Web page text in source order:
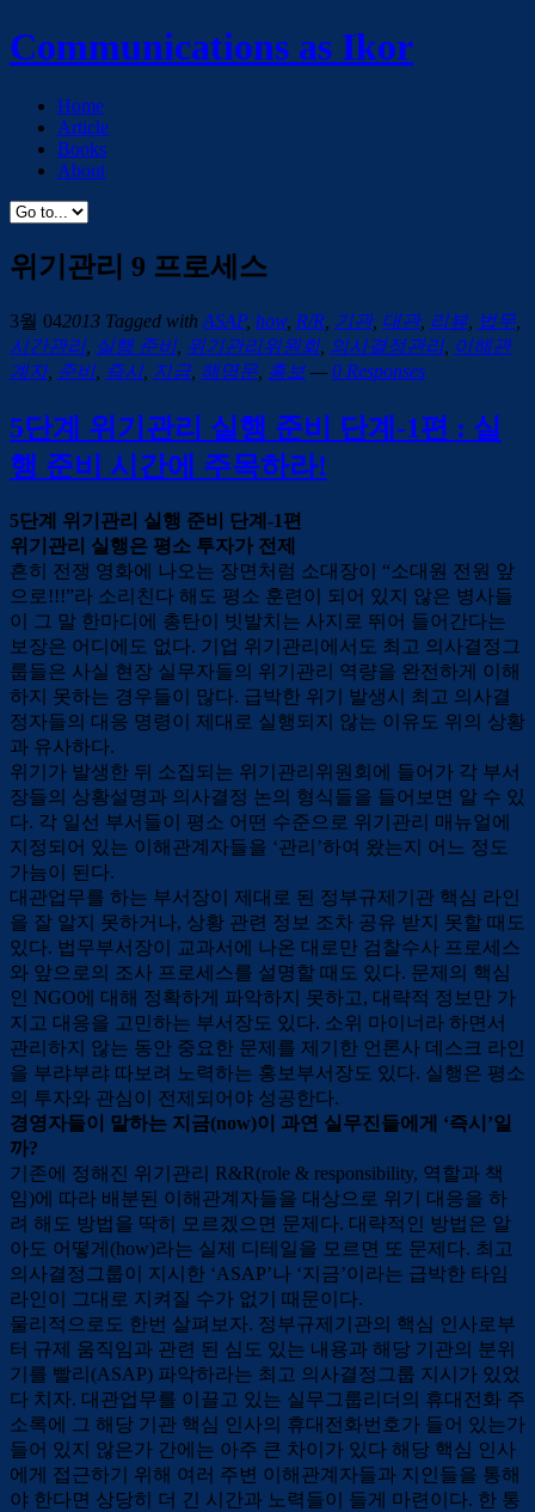
Communications as Ikor
Home
Article
Books
About
위기관리 9 프로세스
3월 042013 Tagged with ASAP, how, R/R 기관, 대관, 리뷰 법무
시간관리, 실행 준비, 위기관리위원회, 의사결정관리, 이해관
계자, 준비, 즉시, 지금 해명문 홍보 — 0 Responses
5단계 위기관리 실행 준비 단계-1편 : 실
행 준비 시간에 주목하라!
5단계 위기관리 실행 준비 단계-1편
위기관리 실행은 평소 투자가 전제
흔히 전쟁 영화에 나오는 장면처럼 소대장이 “소대원 전원 앞
으로!!!”라 소리친다 해도 평소 훈련이 되어 있지 않은 병사들
이 그 말 한마디에 총탄이 빗발치는 사지로 뛰어 들어간다는
보장은 어디에도 없다. 기업 위기관리에서도 최고 의사결정그
룹들은 사실 현장 실무자들의 위기관리 역량을 완전하게 이해
하지 못하는 경우들이 많다. 급박한 위기 발생시 최고 의사결
정자들의 대응 명령이 제대로 실행되지 않는 이유도 위의 상황
과 유사하다.
위기가 발생한 뒤 소집되는 위기관리위원회에 들어가 각 부서
장들의 상황설명과 의사결정 논의 형식들을 들어보면 알 수 있
다. 각 일선 부서들이 평소 어떤 수준으로 위기관리 매뉴얼에
지정되어 있는 이해관계자들을 ‘관리’하여 왔는지 어느 정도
가늠이 된다.
대관업무를 하는 부서장이 제대로 된 정부규제기관 핵심 라인
을 잘 알지 못하거나, 상황 관련 정보 조차 공유 받지 못할 때도
있다. 법무부서장이 교과서에 나온 대로만 검찰수사 프로세스
와 앞으로의 조사 프로세스를 설명할 때도 있다. 문제의 핵심
인 NGO에 대해 정확하게 파악하지 못하고, 대략적 정보만 가
지고 대응을 고민하는 부서장도 있다. 소위 마이너라 하면서
관리하지 않는 동안 중요한 문제를 제기한 언론사 데스크 라인
을 부랴부랴 따보려 노력하는 홍보부서장도 있다. 실행은 평소
의 투자와 관심이 전제되어야 성공한다.
경영자들이 말하는 지금(now)이 과연 실무진들에게 ‘즉시’일
까?
기존에 정해진 위기관리 R&R(role & responsibility, 역할과 책
임)에 따라 배분된 이해관계자들을 대상으로 위기 대응을 하
려 해도 방법을 딱히 모르겠으면 문제다. 대략적인 방법은 알
아도 어떻게(how)라는 실제 디테일을 모르면 또 문제다. 최고
의사결정그룹이 지시한 ‘ASAP’나 ‘지금’이라는 급박한 타임
라인이 그대로 지켜질 수가 없기 때문이다.
물리적으로도 한번 살펴보자. 정부규제기관의 핵심 인사로부
터 규제 움직임과 관련 된 심도 있는 내용과 해당 기관의 분위
기를 빨리(ASAP) 파악하라는 최고 의사결정그룹 지시가 있었
다 치자. 대관업무를 이끌고 있는 실무그룹리더의 휴대전화 주
소록에 그 해당 기관 핵심 인사의 휴대전화번호가 들어 있는가
들어 있지 않은가 간에는 아주 큰 차이가 있다 해당 핵심 인사
에게 접근하기 위해 여러 주변 이해관계자들과 지인들을 통해
야 한다면 상당히 더 긴 시간과 노력들이 들게 마련이다. 한 통